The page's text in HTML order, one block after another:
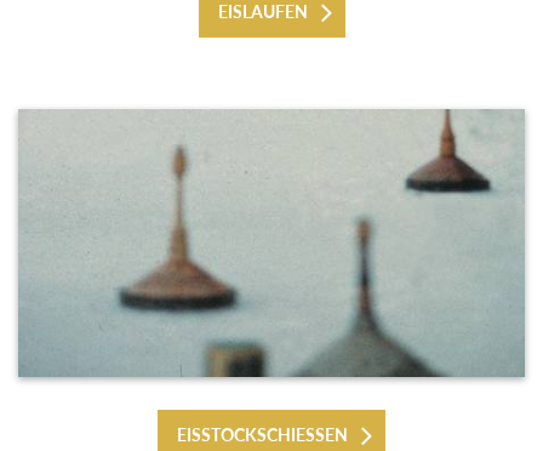
EISLAUFEN
EISSTOCKSCHIESSEN